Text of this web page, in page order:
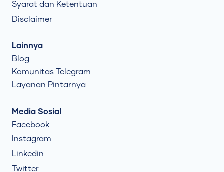
Syarat dan Ketentuan
Disclaimer
Lainnya
Blog
Komunitas Telegram
Layanan Pintarnya
Media Sosial
Facebook
Instagram
Linkedin
Twitter